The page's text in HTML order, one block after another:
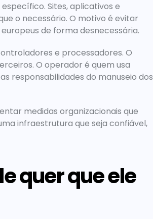
Sites, aplicativos e
o necessário. O motivo é evitar
de forma desnecessária.
e processadores. O
O operador é quem usa
responsabilidades do manuseio dos
medidas organizacionais que
infraestrutura que seja confiável,
quer que ele